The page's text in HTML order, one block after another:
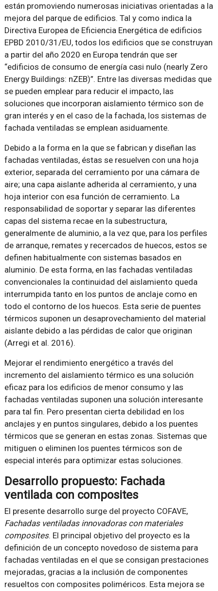
están promoviendo numerosas iniciativas orientadas a la
mejora del parque de edificios. Tal y como indica la
Directiva Europea de Eficiencia Energética de edificios
EPBD 2010/31/EU, todos los edificios que se construyan
a partir del año 2020 en Europa tendrán que ser
“edificios de consumo de energía casi nulo (nearly Zero
Energy Buildings: nZEB)”. Entre las diversas medidas que
se pueden emplear para reducir el impacto, las
soluciones que incorporan aislamiento térmico son de
gran interés y en el caso de la fachada, los sistemas de
fachada ventiladas se emplean asiduamente.
Debido a la forma en la que se fabrican y diseñan las
fachadas ventiladas, éstas se resuelven con una hoja
exterior, separada del cerramiento por una cámara de
aire; una capa aislante adherida al cerramiento, y una
hoja interior con esa función de cerramiento. La
responsabilidad de soportar y separar las diferentes
capas del sistema recae en la subestructura,
generalmente de aluminio, a la vez que, para los perfiles
de arranque, remates y recercados de huecos, estos se
definen habitualmente con sistemas basados en
aluminio. De esta forma, en las fachadas ventiladas
convencionales la continuidad del aislamiento queda
interrumpida tanto en los puntos de anclaje como en
todo el contorno de los huecos. Esta serie de puentes
térmicos suponen un desaprovechamiento del material
aislante debido a las pérdidas de calor que originan
(Arregi et al. 2016).
Mejorar el rendimiento energético a través del
incremento del aislamiento térmico es una solución
eficaz para los edificios de menor consumo y las
fachadas ventiladas suponen una solución interesante
para tal fin. Pero presentan cierta debilidad en los
anclajes y en puntos singulares, debido a los puentes
térmicos que se generan en estas zonas. Sistemas que
mitiguen o eliminen los puentes térmicos son de
especial interés para optimizar estas soluciones.
Desarrollo propuesto: Fachada
ventilada con composites
El presente desarrollo surge del proyecto COFAVE,
Fachadas ventiladas innovadoras con materiales
composites. El principal objetivo del proyecto es la
definición de un concepto novedoso de sistema para
fachadas ventiladas en el que se consigan prestaciones
mejoradas, gracias a la inclusión de componentes
resueltos con composites poliméricos. Esta mejora se